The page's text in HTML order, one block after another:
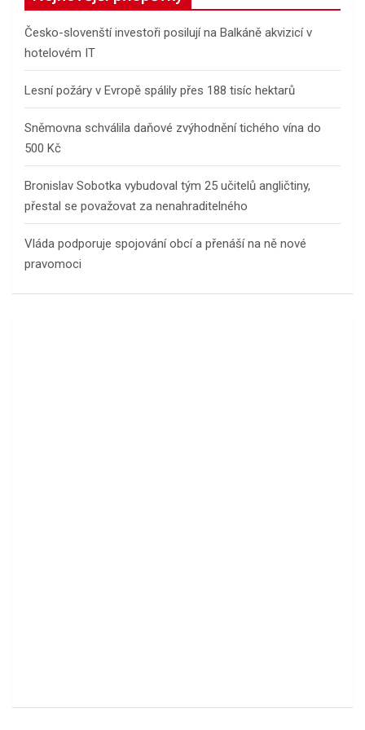
Česko-slovenští investoři posilují na Balkáně akvizicí v
hotelovém IT
Lesní požáry v Evropě spálily přes 188 tisíc hektarů
Sněmovna schválila daňové zvýhodnění tichého vína do
500 Kč
Bronislav Sobotka vybudoval tým 25 učitelů angličtiny,
přestal se považovat za nenahraditelného
Vláda podporuje spojování obcí a přenáší na ně nové
pravomoci